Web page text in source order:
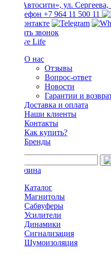
ТЦ «Автосити», ул.
+7 964 11 500 11
Заказать звонок
О нас
Отзывы
Вопрос-ответ
Новости
Гарантии и
Доставка и оплата
Наши клиенты
Контакты
Как купить?
Бренды
Каталог
Магнитолы
Сабвуферы
Усилители
Динамики
Сигнализация
Шумоизоляция